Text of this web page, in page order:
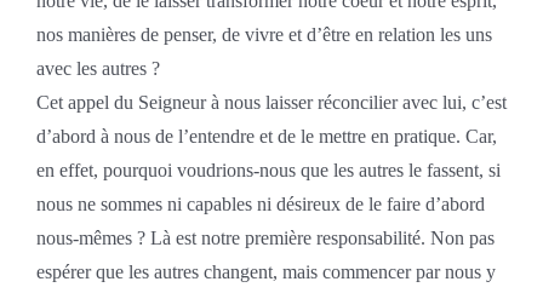
nos manières de penser, de vivre et d’être en relation les uns
avec les autres ?
Cet appel du Seigneur à nous laisser réconcilier avec lui, c’est
d’abord à nous de l’entendre et de le mettre en pratique. Car,
en effet, pourquoi voudrions-nous que les autres le fassent, si
nous ne sommes ni capables ni désireux de le faire d’abord
nous-mêmes ? Là est notre première responsabilité. Non pas
espérer que les autres changent, mais commencer par nous y